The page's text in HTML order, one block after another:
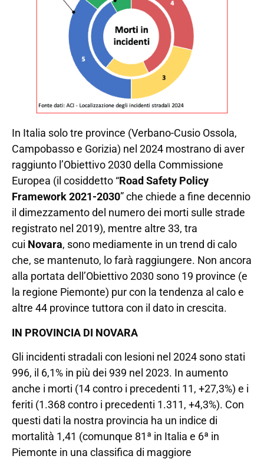
In Italia solo tre province (Verbano-Cusio Ossola,
Campobasso e Gorizia) nel 2024 mostrano di aver
raggiunto l’Obiettivo 2030 della Commissione
Europea (il cosiddetto “Road Safety Policy
Framework 2021-2030” che chiede a fine decennio
il dimezzamento del numero dei morti sulle strade
registrato nel 2019), mentre altre 33, tra
cui Novara, sono mediamente in un trend di calo
che, se mantenuto, lo farà raggiungere. Non ancora
alla portata dell’Obiettivo 2030 sono 19 province (e
la regione Piemonte) pur con la tendenza al calo e
altre 44 province tuttora con il dato in crescita.
IN PROVINCIA DI NOVARA
Gli incidenti stradali con lesioni nel 2024 sono stati
996, il 6,1% in più dei 939 nel 2023. In aumento
anche i morti (14 contro i precedenti 11, +27,3%) e i
feriti (1.368 contro i precedenti 1.311, +4,3%). Con
questi dati la nostra provincia ha un indice di
mortalità 1,41 (comunque 81ª in Italia e 6ª in
Piemonte in una classifica di maggiore